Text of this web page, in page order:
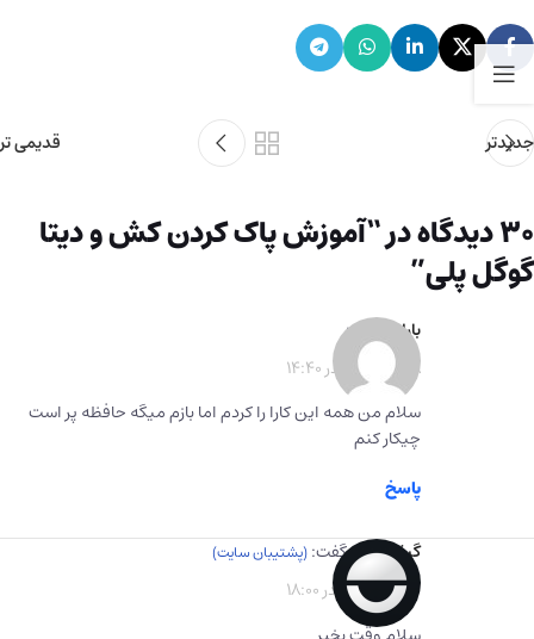
جدیدتر قدیمی تر
30 دیدگاه در “ آموزش پاک کردن کش و دیتا
گوگل پلی”
باران
گفت:
1400-10-28 در 14:40
سلام من همه این کارا را کردم اما بازم میگه حافظه پر است
چیکار کنم
پاسخ
گیفت برگ گفت:
1401-04-26 در 18:00